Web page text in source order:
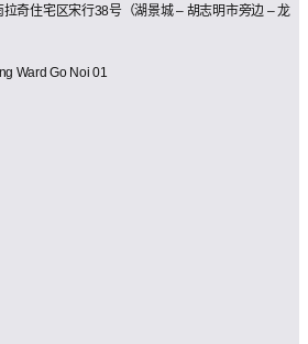
奇住宅区宋行38号（湖景城 – 胡志明市旁边 – 龙
Ward Go Noi 01